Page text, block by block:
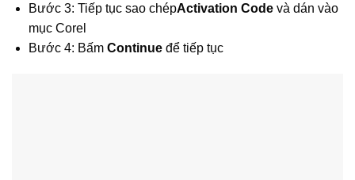
Bước 3: Tiếp tục sao chépActivation Codevà dán vào
mục Corel
Bước 4: Bấm Continue để tiếp tục